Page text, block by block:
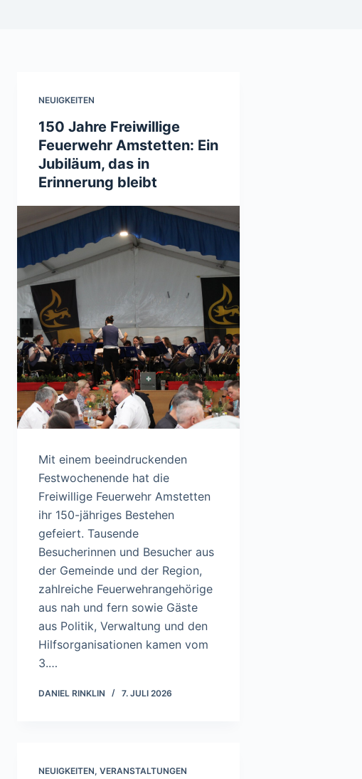
NEUIGKEITEN
150 Jahre Freiwillige
Feuerwehr Amstetten: Ein
Jubiläum, das in
Erinnerung bleibt
Mit einem beeindruckenden
Festwochenende hat die
Freiwillige Feuerwehr Amstetten
ihr 150-jähriges Bestehen
gefeiert. Tausende
Besucherinnen und Besucher aus
der Gemeinde und der Region,
zahlreiche Feuerwehrangehörige
aus nah und fern sowie Gäste
aus Politik, Verwaltung und den
Hilfsorganisationen kamen vom
3.…
DANIEL RINKLIN 7. JULI 2026
NEUIGKEITEN, VERANSTALTUNGEN